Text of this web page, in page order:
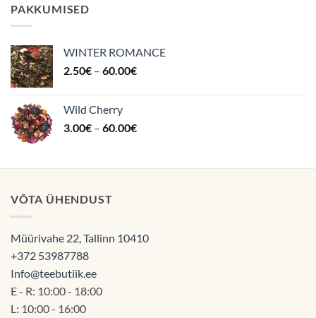
PAKKUMISED
WINTER ROMANCE
2.50€ – 60.00€Hinnavahemik:
Wild Cherry
3.00€ – 60.00€Hinnavahemik:
60.00€
VÕTA ÜHENDUST
Müürivahe 22, Tallinn 10410
+372 53987788
Info@teebutiik.ee
E - R: 10:00 - 18:00
L: 10:00 - 16:00